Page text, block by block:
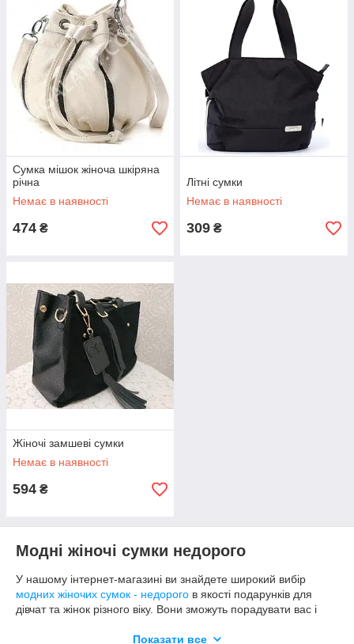
Сумка мішок жіноча шкіряна
річна
Немає в наявності
474 ₴
Літні сумки
Немає в наявності
309 ₴
Жіночі замшеві сумки
Немає в наявності
594 ₴
Модні жіночі сумки недорого
У нашому інтернет-магазині ви знайдете широкий вибір
модних жіночих сумок - недорого в якості подарунків для
дівчат та жінок різного віку. Вони зможуть порадувати вас і
цьому допоможуть заощадити ваші кошти, адже ми
Показати все